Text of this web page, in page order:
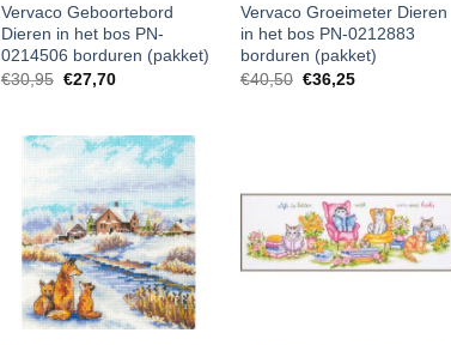
Vervaco Geboortebord
Dieren in het bos PN-
0214506 borduren (pakket)
€30,95 €27,70
Vervaco Groeimeter Dieren
in het bos PN-0212883
borduren (pakket)
€40,50 €36,25